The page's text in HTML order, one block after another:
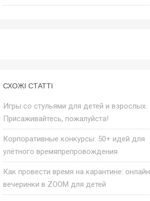
СХОЖІ СТАТТІ
Игры со стульями для детей и взрослых.
Присаживайтесь, пожалуйста!
Корпоративные конкурсы: 50+ идей для
улётного времяпрепровождения
Как провести время на карантине: онлайн
вечеринки в ZOOM для детей